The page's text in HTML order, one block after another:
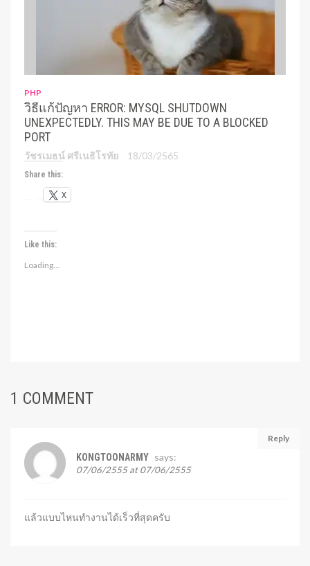
PHP
วิธีแก้ปัญหา ERROR: MYSQL SHUTDOWN
UNEXPECTEDLY. THIS MAY BE DUE TO A BLOCKED
PORT
วัชรเมธน์ ศรีเนธิโรทัย 18/03/2565
Share this:
X
Like this:
Loading...
1 COMMENT
Reply
KONGTOONARMY says:
07/06/2555 at 07/06/2555
แล้วแบบไหนทำงานได้เร็วที่สุดครับ